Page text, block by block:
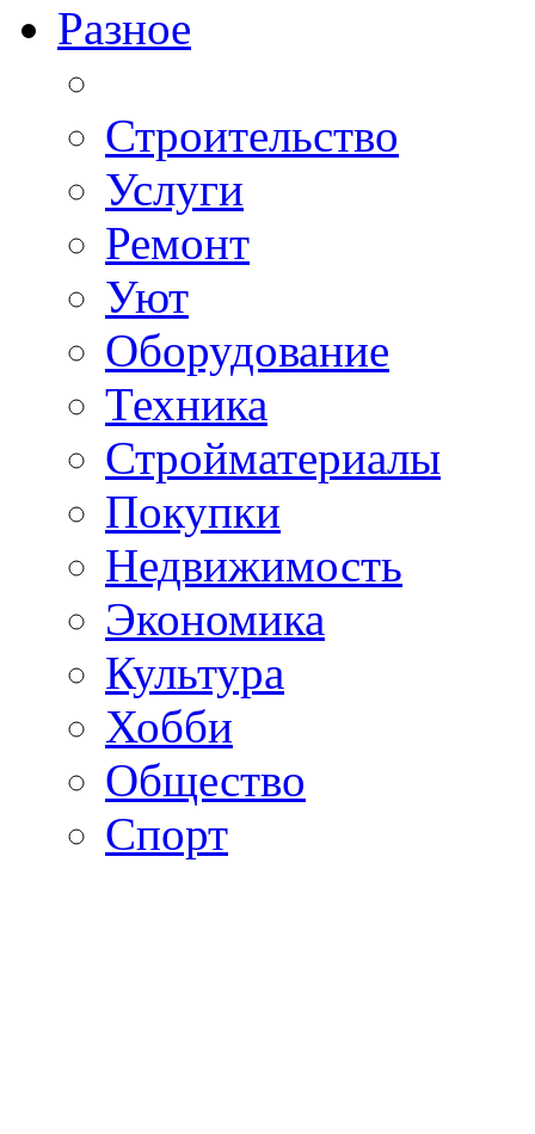
Разное
Строительство
Услуги
Ремонт
Уют
Оборудование
Техника
Стройматериалы
Покупки
Недвижимость
Экономика
Культура
Хобби
Общество
Спорт